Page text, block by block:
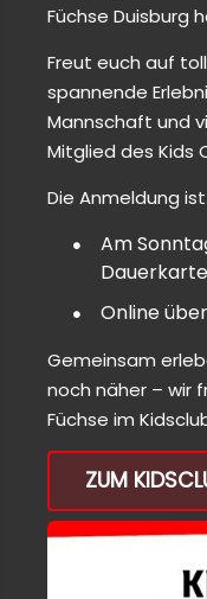
Füchse Duisburg
Freut euch auf
spannende
Mannschaft und
Mitglied des Kids
Die Anmeldung
Am
Online
Gemeinsam
noch näher – wir
Füchse im
ZUM